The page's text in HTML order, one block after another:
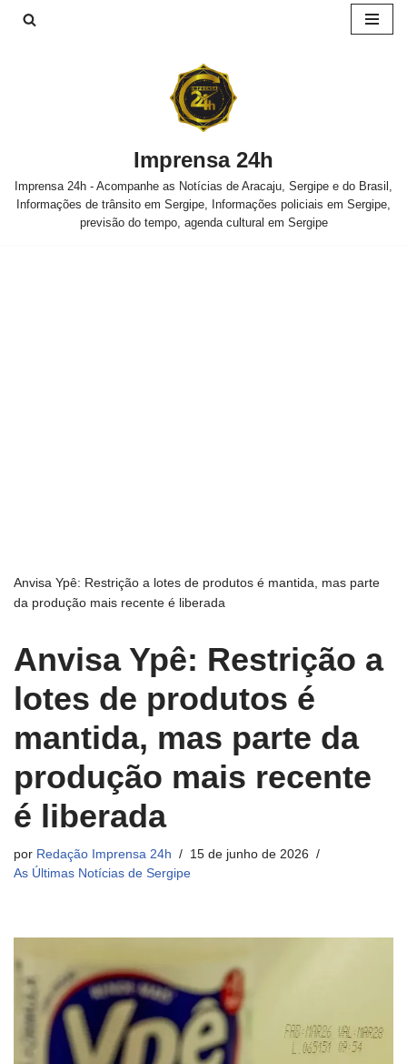
Imprensa 24h
Imprensa 24h - Acompanhe as Notícias de Aracaju, Sergipe e do Brasil,
Informações de trânsito em Sergipe, Informações policiais em Sergipe,
previsão do tempo, agenda cultural em Sergipe
Anvisa Ypê: Restrição a lotes de produtos é mantida, mas parte
da produção mais recente é liberada
Anvisa Ypê: Restrição a
lotes de produtos é
mantida, mas parte da
produção mais recente
é liberada
por Redação Imprensa 24h
15 de junho de 2026
As Últimas Notícias de Sergipe